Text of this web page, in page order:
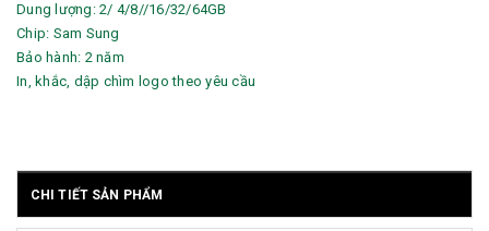
Dung lượng: 2/ 4/8//16/32/64GB
Chip: Sam Sung
Bảo hành: 2 năm
In, khắc, dập chìm logo theo yêu cầu
CHI TIẾT SẢN PHẨM